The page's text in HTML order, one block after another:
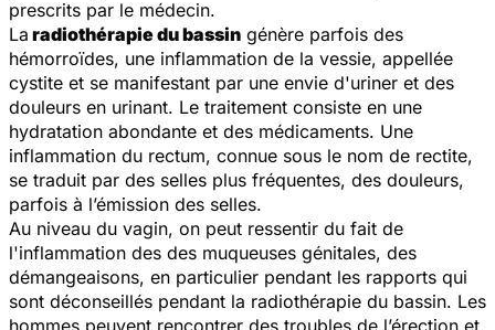
prescrits par le médecin.
La radiothérapie du bassin génère parfois des
hémorroïdes, une inflammation de la vessie, appellée
cystite et se manifestant par une envie d'uriner et des
douleurs en urinant. Le traitement consiste en une
hydratation abondante et des médicaments. Une
inflammation du rectum, connue sous le nom de rectite,
se traduit par des selles plus fréquentes, des douleurs,
parfois à l’émission des selles.
Au niveau du vagin, on peut ressentir du fait de
l'inflammation des des muqueuses génitales, des
démangeaisons, en particulier pendant les rapports qui
sont déconseillés pendant la radiothérapie du bassin. Les
hommes peuvent rencontrer des troubles de l’érection et